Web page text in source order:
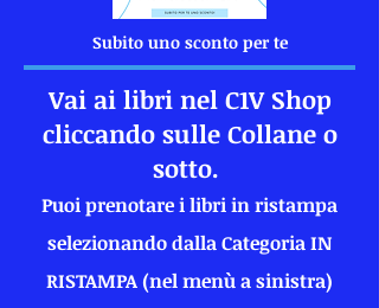
Subito uno sconto per te
Vai ai libri nel C1V Shop
cliccando sulle Collane o
sotto.
Puoi prenotare i libri in ristampa
selezionando dalla Categoria IN
RISTAMPA (nel menù a sinistra)